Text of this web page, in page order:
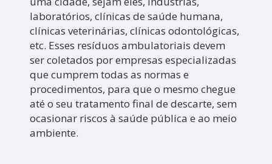
laboratórios, clínicas de saúde humana,
clínicas veterinárias, clínicas odontológicas,
etc. Esses resíduos ambulatoriais devem
ser coletados por empresas especializadas
que cumprem todas as normas e
procedimentos, para que o mesmo chegue
até o seu tratamento final de descarte, sem
ocasionar riscos à saúde pública e ao meio
ambiente.